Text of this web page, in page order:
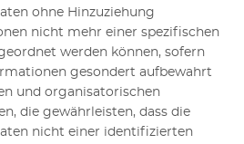
ohne Hinzuziehung
nicht mehr einer spezifischen
werden können, sofern
gesondert aufbewahrt
und organisatorischen
die gewährleisten, dass die
nicht einer identifizierten